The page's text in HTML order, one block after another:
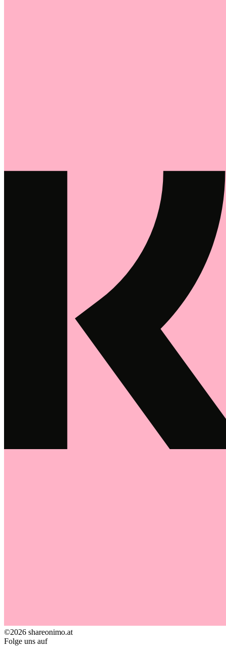
©2026 shareonimo.at
Folge uns auf